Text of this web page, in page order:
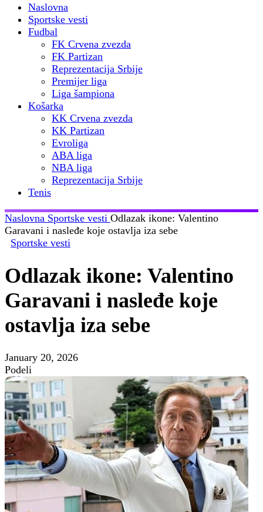
Naslovna
Sportske vesti
Fudbal
FK Crvena zvezda
FK Partizan
Reprezentacija Srbije
Premijer liga
Liga šampiona
Košarka
KK Crvena zvezda
KK Partizan
Evroliga
ABA liga
NBA liga
Reprezentacija Srbije
Tenis
Naslovna Sportske vesti Odlazak ikone: Valentino
Garavani i nasleđe koje ostavlja iza sebe
Sportske vesti
Odlazak ikone: Valentino
Garavani i nasleđe koje
ostavlja iza sebe
January 20, 2026
Podeli